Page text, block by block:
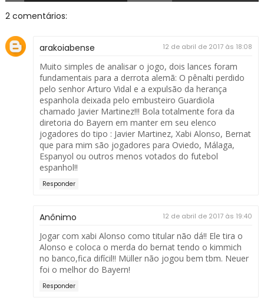
2 comentários:
arakoiabense 12 de abril de 2017 às 18:08
Muito simples de analisar o jogo, dois lances foram
fundamentais para a derrota alemã: O pênalti perdido
pelo senhor Arturo Vidal e a expulsão da herança
espanhola deixada pelo embusteiro Guardiola
chamado Javier Martinez!!! Bola totalmente fora da
diretoria do Bayern em manter em seu elenco
jogadores do tipo : Javier Martinez, Xabi Alonso, Bernat
que para mim são jogadores para Oviedo, Málaga,
Espanyol ou outros menos votados do futebol
espanhol!!
Responder
Anônimo 12 de abril de 2017 às 19:40
Jogar com xabi Alonso como titular não dá!! Ele tira o
Alonso e coloca o merda do bernat tendo o kimmich
no banco,fica difícil!! Müller não jogou bem tbm. Neuer
foi o melhor do Bayern!
Responder